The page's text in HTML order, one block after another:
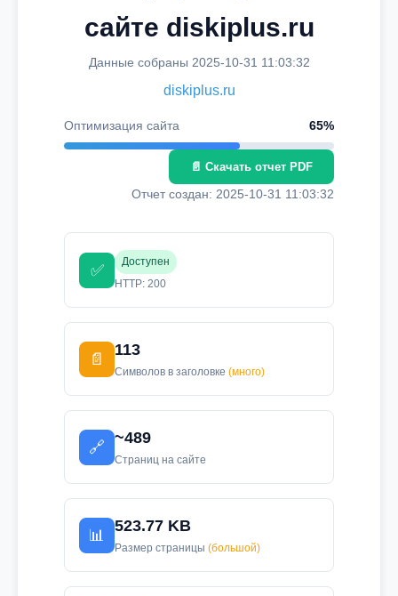
сайте diskiplus.ru
Данные собраны 2025-10-31 11:03:32
diskiplus.ru
Оптимизация сайта 65%
📄 Скачать отчет PDF
Отчет создан: 2025-10-31 11:03:32
✅
Доступен
HTTP: 200
📄
113
Символов в заголовке (много)
🔗
~489
Страниц на сайте
📊
523.77 KB
Размер страницы (большой)